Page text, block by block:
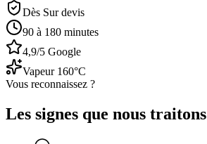
Dès Sur devis
90 à 180 minutes
4,9/5 Google
Vapeur 160°C
Vous reconnaissez ?
Les signes que nous traitons